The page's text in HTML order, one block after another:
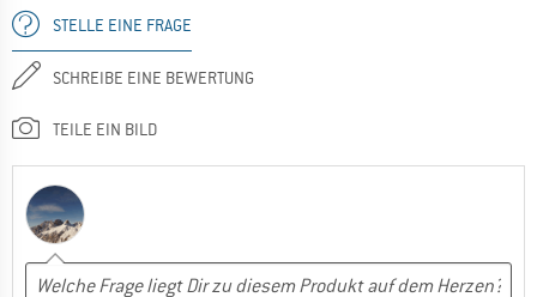
STELLE EINE FRAGE
SCHREIBE EINE BEWERTUNG
TEILE EIN BILD